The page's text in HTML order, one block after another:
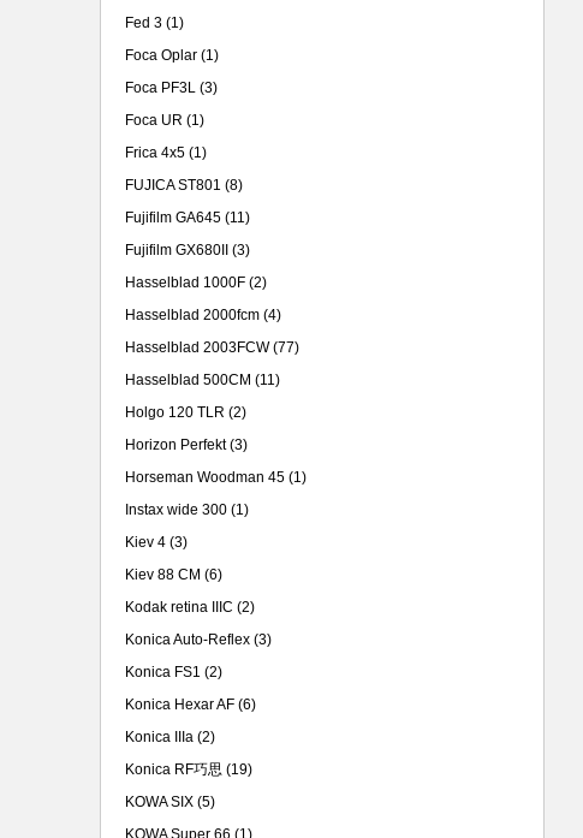
Fed 3 (1)
Foca Oplar (1)
Foca PF3L (3)
Foca UR (1)
Frica 4x5 (1)
FUJICA ST801 (8)
Fujifilm GA645 (11)
Fujifilm GX680II
(3)
Hasselblad 1000F (2)
Hasselblad 2000fcm (4)
Hasselblad 2003FCW(77)
Hasselblad 500CM (11)
Holgo 120 TLR (2)
Horizon Perfekt(3)
Horseman Woodman 45 (1)
Instax wide 300 (1)
Kiev 4 (3)
Kiev 88 CM (6)
Kodak retina IIIC (2)
Konica Auto-Reflex (3)
Konica FS1 (2)
Konica Hexar AF (6)
Konica IIIa (2)
Konica RF巧思 (19)
KOWA SIX (5)
KOWA Super 66 (1)